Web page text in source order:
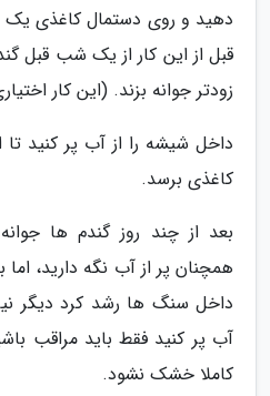
دهید و روی دستمال کاغذی یک
قبل از این کار از یک شب قبل
زودتر جوانه بزند. (این کار
داخل شیشه را از آب پر کنید تا
کاغذی برسد.
بعد از چند روز گندم ها
همچنان پر از آب نگه دارید،
داخل سنگ ها رشد کرد دیگر
آب پر کنید فقط باید مراقب
کاملا خشک نشود.